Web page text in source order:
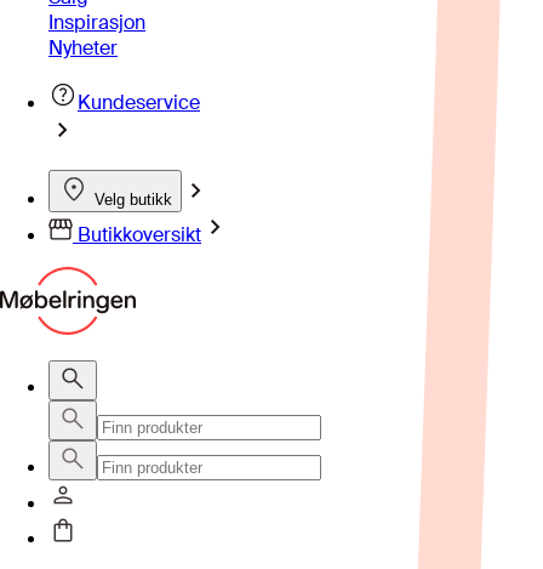
Inspirasjon
Nyheter
Kundeservice
Velg butikk
Butikkoversikt